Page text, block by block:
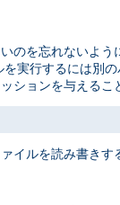
のを忘れないよ
実行するには別
ションを与えるこ
イルを読み書き